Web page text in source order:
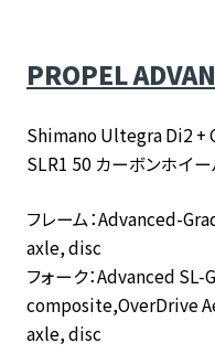
PROPEL
Shimano Ultegra Di2 +
SLR1 50 カーボンホイー
フレーム：Advanced-
axle, disc
フォーク：Advanced
composite,OverDrive
axle, disc